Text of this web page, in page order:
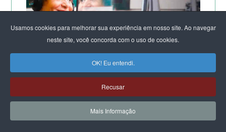
Usamos cookies para melhorar sua experiência em nosso site. Ao navegar
neste site, você concorda com o uso de cookies.
OK! Eu entendi.
Recusar
Mais Informação